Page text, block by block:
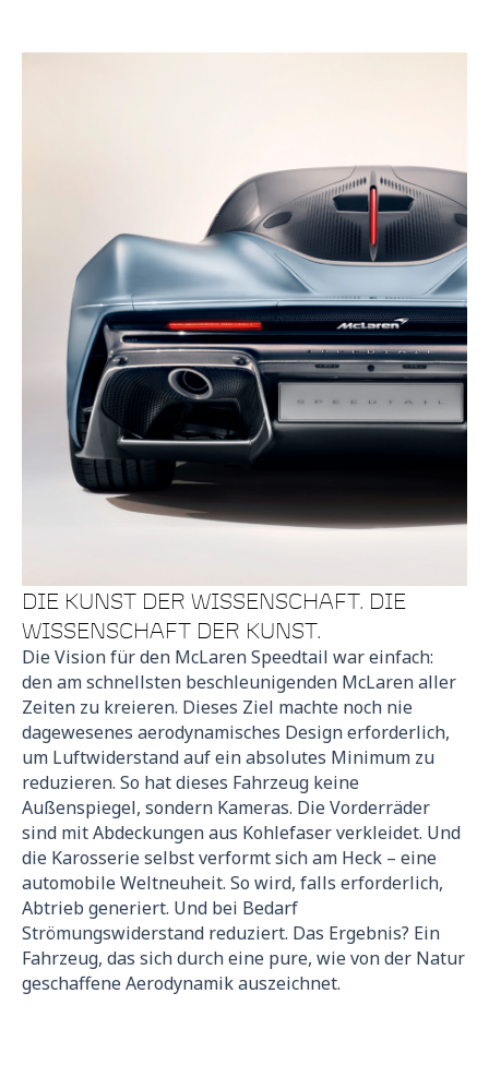
DIE KUNST DER WISSENSCHAFT. DIE
WISSENSCHAFT DER KUNST.
Die Vision für den McLaren Speedtail war einfach:
den am schnellsten beschleunigenden McLaren aller
Zeiten zu kreieren. Dieses Ziel machte noch nie
dagewesenes aerodynamisches Design erforderlich,
um Luftwiderstand auf ein absolutes Minimum zu
reduzieren. So hat dieses Fahrzeug keine
Außenspiegel, sondern Kameras. Die Vorderräder
sind mit Abdeckungen aus Kohlefaser verkleidet. Und
die Karosserie selbst verformt sich am Heck – eine
automobile Weltneuheit. So wird, falls erforderlich,
Abtrieb generiert. Und bei Bedarf
Strömungswiderstand reduziert. Das Ergebnis? Ein
Fahrzeug, das sich durch eine pure, wie von der Natur
geschaffene Aerodynamik auszeichnet.